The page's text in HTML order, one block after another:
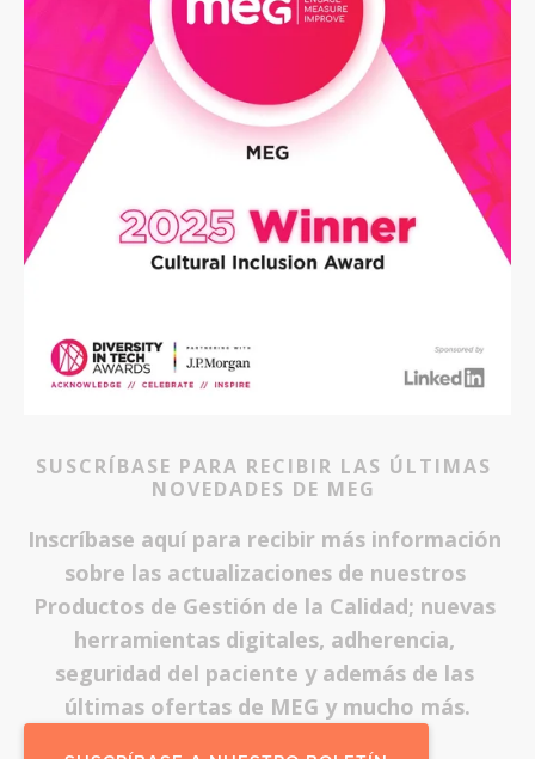
SUSCRÍBASE PARA RECIBIR LAS ÚLTIMAS
NOVEDADES DE MEG
Inscríbase aquí para recibir más información
sobre las actualizaciones de nuestros
Productos de Gestión de la Calidad; nuevas
herramientas digitales, adherencia,
seguridad del paciente y además de las
últimas ofertas de MEG y mucho más.